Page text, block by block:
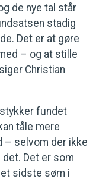
de nye tal står
stadig
Det er at gøre
– og at stille
Christian
fundet
tåle mere
– selvom der ikke
Det er som
sidste søm i